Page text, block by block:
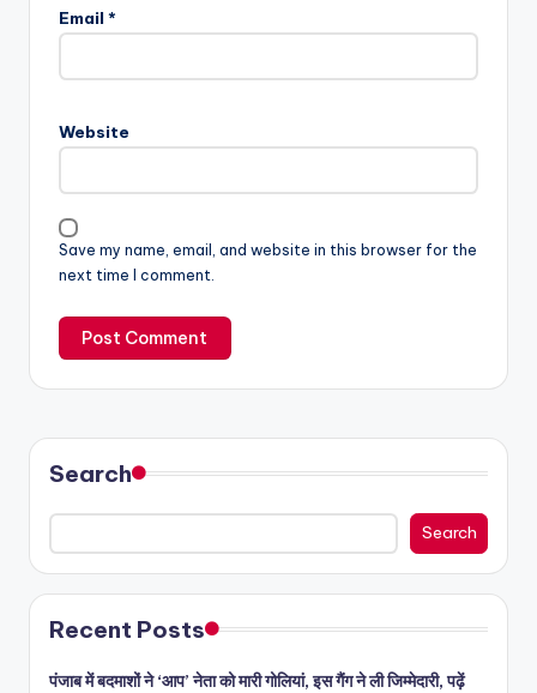
Email *
Website
Save my name, email, and website in this browser for the
next time I comment.
Search
Search
Recent Posts
पंजाब में बदमाशों ने ‘आप’ नेता को मारी गोलियां, इस गैंग ने ली जिम्मेदारी, पढ़ें